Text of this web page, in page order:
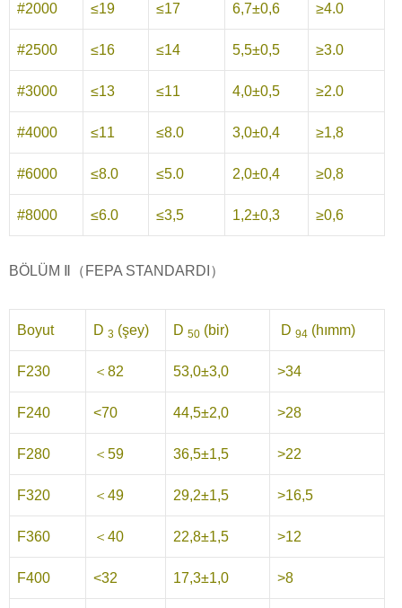
#2000 ≤19 ≤17 6,7±0,6 ≥4.0
#2500 ≤16 ≤14 5,5±0,5 ≥3.0
#3000 ≤13 ≤11 4,0±0,5 ≥2.0
#4000 ≤11 ≤8.0 3,0±0,4 ≥1,8
#6000 ≤8.0 ≤5.0 2,0±0,4 ≥0,8
#8000 ≤6.0 ≤3,5 1,2±0,3 ≥0,6
BÖLÜM Ⅱ（FEPA STANDARDI）
Boyut D 3 (şey) D 50 (bir) D 94 (hımm)
F230 ＜82 53,0±3,0 >34
F240 <70 44,5±2,0 >28
F280 ＜59 36,5±1,5 >22
F320 ＜49 29,2±1,5 >16,5
F360 ＜40 22,8±1,5 >12
F400 <32 17,3±1,0 >8